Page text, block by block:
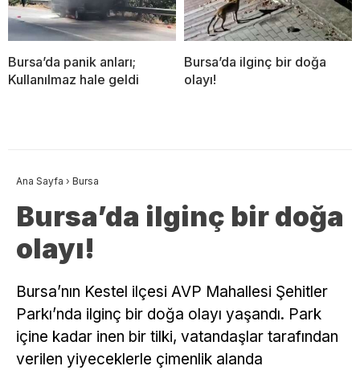
Bursa’da panik anları;
Kullanılmaz hale geldi
Bursa’da ilginç bir doğa
olayı!
Ana Sayfa › Bursa
Bursa’da ilginç bir doğa
olayı!
Bursa’nın Kestel ilçesi AVP Mahallesi Şehitler
Parkı’nda ilginç bir doğa olayı yaşandı. Park
içine kadar inen bir tilki, vatandaşlar tarafından
verilen yiyeceklerle çimenlik alanda